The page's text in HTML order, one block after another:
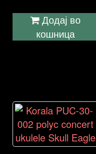
Додај во
кошница